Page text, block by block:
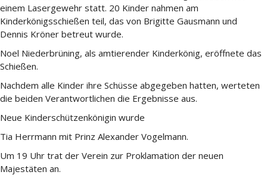
einem Lasergewehr statt. 20 Kinder nahmen am
Kinderkönigsschießen teil, das von Brigitte Gausmann und
Dennis Kröner betreut wurde.
Noel Niederbrüning, als amtierender Kinderkönig, eröffnete das
Schießen.
Nachdem alle Kinder ihre Schüsse abgegeben hatten, werteten
die beiden Verantwortlichen die Ergebnisse aus.
Neue Kinderschützenkönigin wurde
Tia Herrmann mit Prinz Alexander Vogelmann.
Um 19 Uhr trat der Verein zur Proklamation der neuen
Majestäten an.